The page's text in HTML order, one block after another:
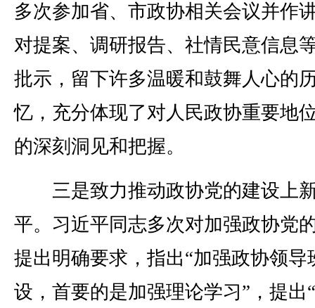
多次参加省、市政协相关会议并作
对提案、调研报告、社情民意信息
批示，留下许多温暖和鼓舞人心的
忆，充分体现了对人民政协重要地
的深刻洞见和把握。
三是致力推动政协党的建设上
平。习近平同志多次对加强政协党
提出明确要求，指出“加强政协领导
设，首要的是加强理论学习”，提出